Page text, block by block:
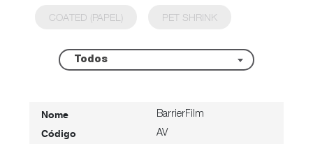
COATED (PAPEL) PET SHRINK
Todos
BarrierFilm
AV